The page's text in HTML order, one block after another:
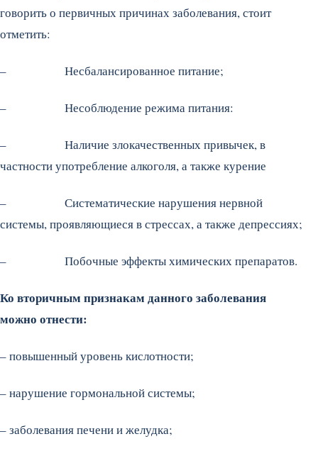
говорить о первичных причинах заболевания, стоит
отметить:
– Несбалансированное питание;
– Несоблюдение режима питания:
– Наличие злокачественных привычек, в
частности употребление алкоголя, а также курение
– Систематические нарушения нервной
системы, проявляющиеся в стрессах, а также депрессиях;
– Побочные эффекты химических препаратов.
Ко вторичным признакам данного заболевания
можно отнести:
– повышенный уровень кислотности;
– нарушение гормональной системы;
– заболевания печени и желудка;